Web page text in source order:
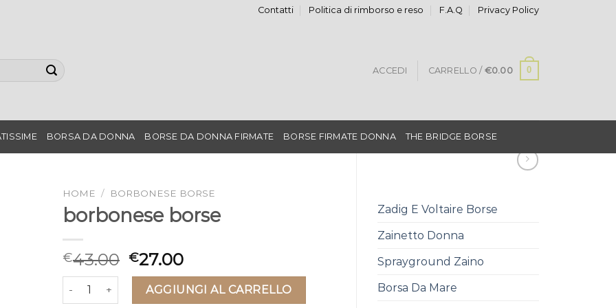
Contatti Politica di rimborso e reso F.A.Q Privacy Policy
ACCEDI CARRELLO / €0.00 0
BORSA DA DONNA BORSE DA DONNA FIRMATE BORSE FIRMATE DONNA THE BRIDGE BORSE
Zadig E Voltaire Borse
Zainetto Donna
Sprayground Zaino
Borsa Da Mare
HOME / BORBONESE BORSE
borbonese borse
€43.00 €27.00
borbonese borse quantitàAGGIUNGI AL CARRELLO